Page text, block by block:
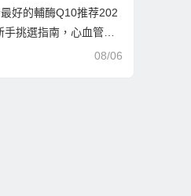
選商品低至6折+會員2
件8折/3件7折促銷
好的輔酶Q10推荐202
手挑選指南，心血管保
抗老必備，每款都經過
08/06